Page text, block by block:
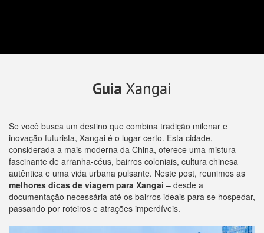
Guia Xangai
Se você busca um destino que combina tradição milenar e
inovação futurista, Xangai é o lugar certo. Esta cidade,
considerada a mais moderna da China, oferece uma mistura
fascinante de arranha-céus, bairros coloniais, cultura chinesa
autêntica e uma vida urbana pulsante. Neste post, reunimos as
melhores dicas de viagem para Xangai – desde a
documentação necessária até os bairros ideais para se hospedar,
passando por roteiros e atrações imperdíveis.